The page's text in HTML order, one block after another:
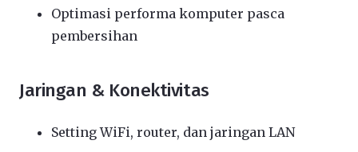
Optimasi performa komputer pasca
pembersihan
Jaringan & Konektivitas
Setting WiFi, router, dan jaringan LAN